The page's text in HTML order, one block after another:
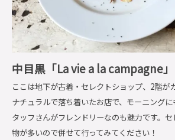
中目黒「La vie a la campagne」
ここは地下が古着・セレクトショップ、2階が
ナチュラルで落ち着いたお店で、モーニング
タッフさんがフレンドリーなのも魅力です。
物が多いので併せて行ってみてください！